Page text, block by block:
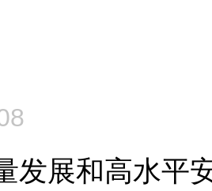
发展和高水平